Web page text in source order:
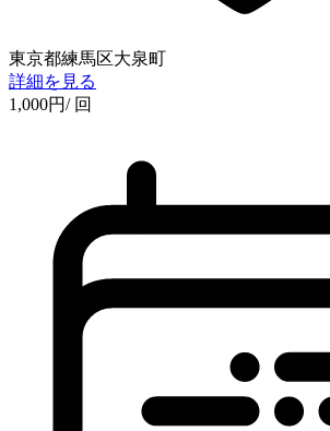
東京都練馬区大泉町
詳細を見る
1,000円/ 回